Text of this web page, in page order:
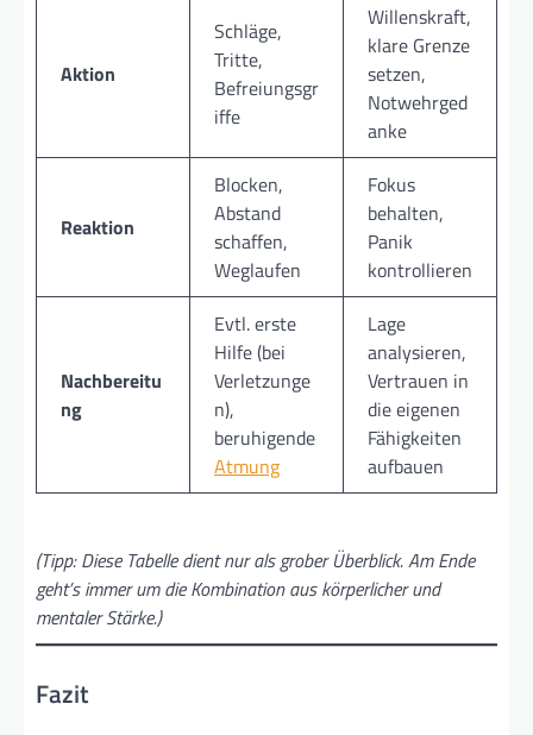
Aktion
Schläge,
Tritte,
Befreiungsgr
iffe
Willenskraft,
klare Grenze
setzen,
Notwehrged
anke
Reaktion
Blocken,
Abstand
schaffen,
Weglaufen
Fokus
behalten,
Panik
kontrollieren
Nachbereitu
ng
Evtl. erste
Hilfe (bei
Verletzunge
n),
beruhigende
Atmung
Lage
analysieren,
Vertrauen in
die eigenen
Fähigkeiten
aufbauen
(Tipp: Diese Tabelle dient nur als grober Überblick. Am Ende
geht’s immer um die Kombination aus körperlicher und
mentaler Stärke.)
Fazit